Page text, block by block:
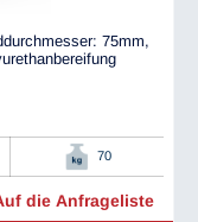
75mm,
70
die Anfrageliste